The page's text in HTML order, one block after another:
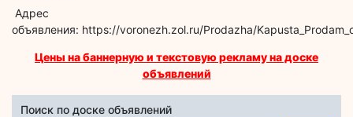
Адрес
объявления: https://voronezh.zol.ru/Prodazha/
Цены на баннерную и текстовую рекламу на доске
объявлений
Поиск по доске объявлений